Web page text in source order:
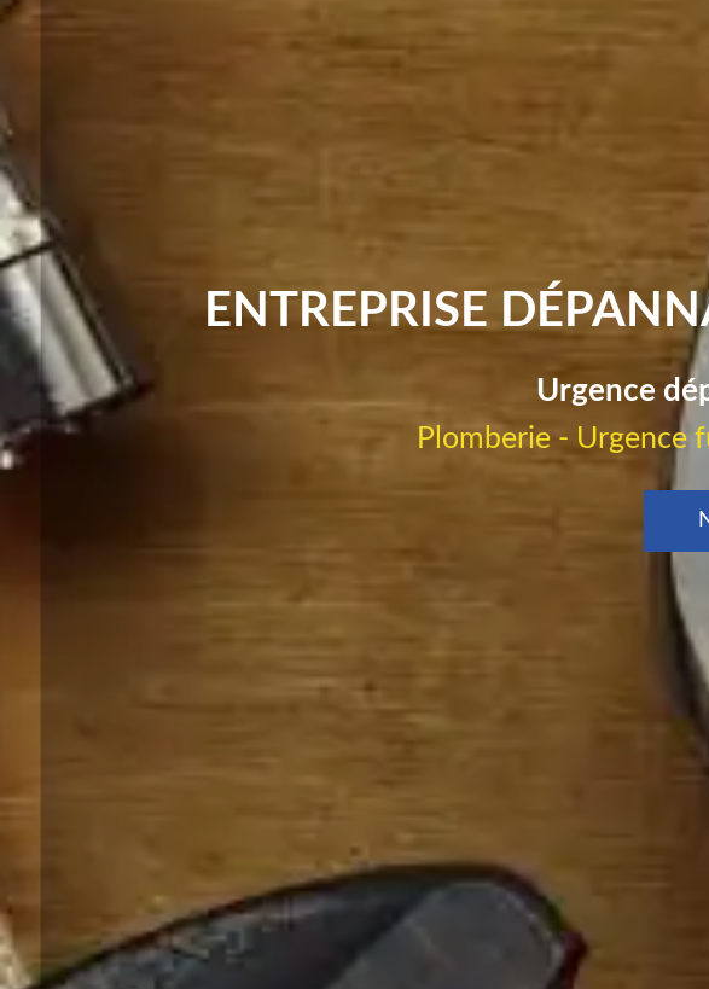
ENTREPRISE
Urgence
Plomberie - Urgence